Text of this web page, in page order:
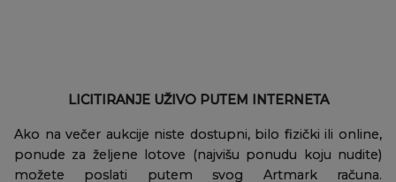
LICITIRANJE UŽIVO PUTEM INTERNETA
Ako na večer aukcije niste dostupni, bilo fizički ili online,
ponude za željene lotove (najvišu ponudu koju nudite)
možete poslati putem svog Artmark računa.